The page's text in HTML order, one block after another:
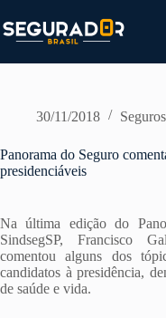
para
o
30/11/2018 Seguros
Panorama do Seguro
presidenciáveis
Na última edição do
SindsegSP, Francisco
comentou alguns dos
candidatos à presidência,
de saúde e vida.